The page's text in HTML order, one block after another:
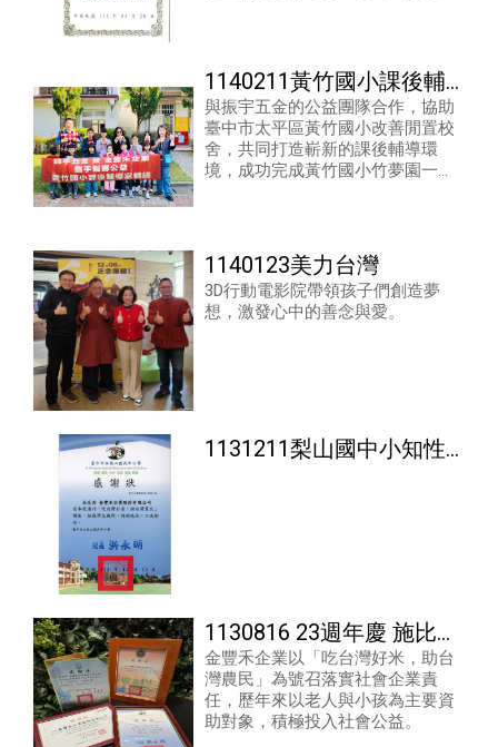
1140211黃竹國小課後輔
導室修繕
與振宇五金的公益團隊合作，協助
臺中市太平區黃竹國小改善閒置校
舍，共同打造嶄新的課後輔導環
境，成功完成黃竹國小竹夢園一樓
1140123美力台灣
3D行動電影院帶領孩子們創造夢
想，激發心中的善念與愛。
1131211梨山國中小知性
1130816 23週年慶 施比受
更有福
金豐禾企業以「吃台灣好米，助台
灣農民」為號召落實社會企業責
任，歷年來以老人與小孩為主要資
助對象，積極投入社會公益。